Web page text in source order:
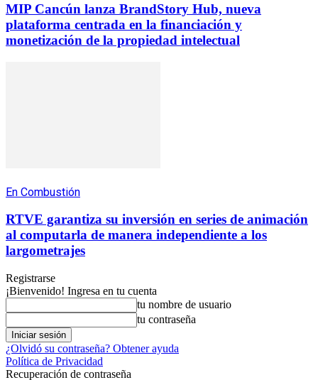
MIP Cancún lanza BrandStory Hub, nueva
plataforma centrada en la financiación y
monetización de la propiedad intelectual
En Combustión
RTVE garantiza su inversión en series de animación
al computarla de manera independiente a los
largometrajes
Registrarse
¡Bienvenido! Ingresa en tu cuenta
tu nombre de usuario
tu contraseña
¿Olvidó su contraseña? Obtener ayuda
Política de Privacidad
Recuperación de contraseña